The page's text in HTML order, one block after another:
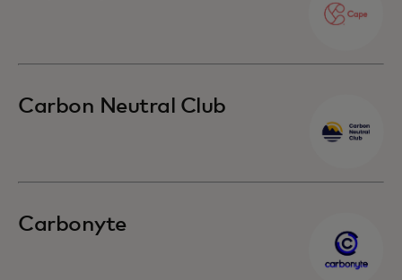
Carbon Neutral Club
Carbonyte